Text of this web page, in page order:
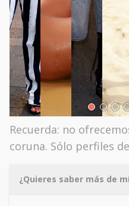
Recuerda: no
coruna. Sólo perfiles
¿Quieres saber más de